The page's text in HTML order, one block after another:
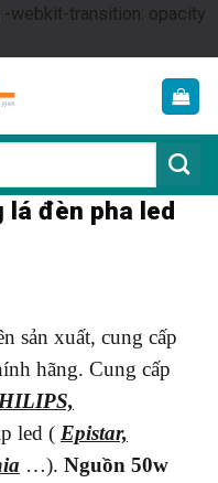
-webkit-transition: opacity
đèn pha led
sản xuất, cung cấp
hãng. Cung cấp
led ( Epistar,
…). Nguồn 50w